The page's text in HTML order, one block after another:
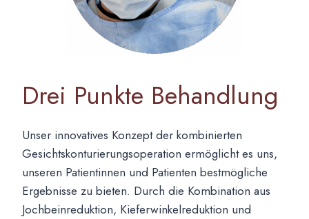
Drei Punkte Behandlung
Unser innovatives Konzept der kombinierten
Gesichtskonturierungsoperation ermöglicht es uns,
unseren Patientinnen und Patienten bestmögliche
Ergebnisse zu bieten. Durch die Kombination aus
Jochbeinreduktion, Kieferwinkelreduktion und